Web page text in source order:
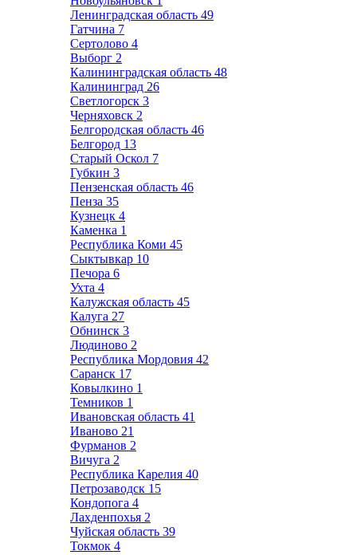
Ленинградская область 49
Гатчина 7
Сертолово 4
Выборг 2
Калининградская область 48
Калининград 26
Светлогорск 3
Черняховск 2
Белгородская область 46
Белгород 13
Старый Оскол 7
Губкин 3
Пензенская область 46
Пенза 35
Кузнецк 4
Каменка 1
Республика Коми 45
Сыктывкар 10
Печора 6
Ухта 4
Калужская область 45
Калуга 27
Обнинск 3
Людиново 2
Республика Мордовия 42
Саранск 17
Ковылкино 1
Темников 1
Ивановская область 41
Иваново 21
Фурманов 2
Вичуга 2
Республика Карелия 40
Петрозаводск 15
Кондопога 4
Лахденпохья 2
Чуйская область 39
Токмок 4